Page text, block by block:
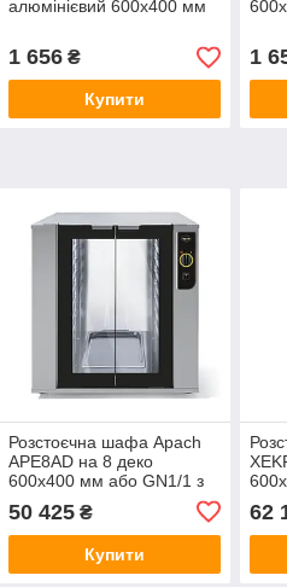
алюмінієвий 600х400 мм
1 656₴
Купити
1
Розстоєчна шафа Apach
APE8AD на 8 деко
600х400 мм або GN1/1 з
автономним управлінням
50 425₴
Купити
62